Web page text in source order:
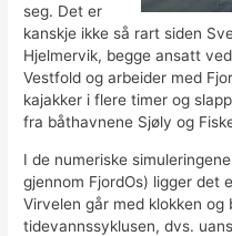
seg. Det er
kanskje ikke så rart siden
Hjelmervik, begge ansatt
Vestfold og arbeider med
kajakker i flere timer og
fra båthavnene Sjøly og
I de numeriske
gjennom FjordOs) ligger det
Virvelen går med klokken og
tidevannssyklusen, dvs.